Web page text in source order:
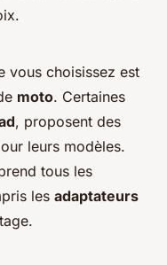
vous choisissez est
moto. Certaines
, proposent des
leurs modèles.
tous les
les adaptateurs